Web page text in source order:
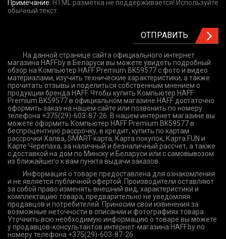
Примечание: HTML разметка не поддерживается! Используйте
обычный текст.
ОТПРАВИТЬ
На данной странице сайта официального интернет
магазина HAFF.by в Беларуси вы можете увидеть подробный
обзор на Компьютер HAFF Premium BK59577 с фото и видео
материалами, изучить технические характеристики, а также
прочитать отзывы и поделиться собственным мнением о
продукции бренда HAFF. Чтобы купить Компьютер HAFF
Premium BK59577 в официальном магазине HAFF достаточно
оформить заказ на нашем сайте или позвонить по номеру
телефона +375(29)-603-87-26. В нашем интернет магазине вы
можете оформить Компьютер HAFF Premium BK59577 в
беспроцентную рассрочку, в кредит, купить по картам
рассрочки Халва, SMART-карта, Карта покупок, Карта FUN и
Карте Черепаха, за наличный и безналичный рассчет, а также
с доставкой на дом по Минску и Беларуси или с самовывозом
из ближайшего к вам пункта выдачи заказов.
Информация о товаре предоставлена для ознакомления
и не является публичной офертой. Производители оставляют
за собой право изменять внешний вид, характеристики и
комплектацию товара, предварительно не уведомляя
продавцов и потребителей. Приносим свои извинения за
возможные неточности в описании и фотографиях товара.
Уточнить всю необходимую информацию о товаре вы можете
у продавцов-консультантов интернет-магазина HAFF.by по
номеру телефона +375(29)-603-87-26